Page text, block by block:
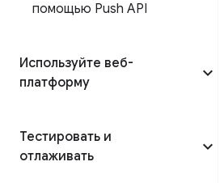
помощью Push API
Используйте веб-
платформу
Тестировать и
отлаживать